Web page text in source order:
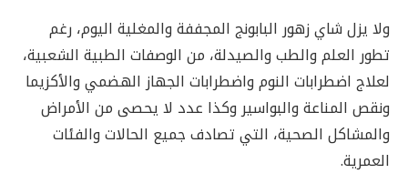
ولا يزل شاي زهور البابونج المجففة والمغلية اليوم، رغم
تطور العلم والطب والصيدلة، من الوصفات الطبية الشعبية،
لعلاج اضطرابات النوم واضطرابات الجهاز الهضمي والأكزيما
ونقص المناعة والبواسير وكذا عدد لا يحصى من الأمراض
والمشاكل الصحية، التي تصادف جميع الحالات والفئات
العمرية.